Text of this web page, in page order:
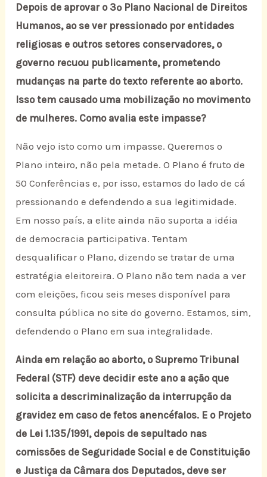
Depois de aprovar o 3º Plano Nacional de Direitos
Humanos, ao se ver pressionado por entidades
religiosas e outros setores conservadores, o
governo recuou publicamente, prometendo
mudanças na parte do texto referente ao aborto.
Isso tem causado uma mobilização no movimento
de mulheres. Como avalia este impasse?
Não vejo isto como um impasse. Queremos o
Plano inteiro, não pela metade. O Plano é fruto de
50 Conferências e, por isso, estamos do lado de cá
pressionando e defendendo a sua legitimidade.
Em nosso país, a elite ainda não suporta a idéia
de democracia participativa. Tentam
desqualificar o Plano, dizendo se tratar de uma
estratégia eleitoreira. O Plano não tem nada a ver
com eleições, ficou seis meses disponível para
consulta pública no site do governo. Estamos, sim,
defendendo o Plano em sua integralidade.
Ainda em relação ao aborto, o Supremo Tribunal
Federal (STF) deve decidir este ano a ação que
solicita a descriminalização da interrupção da
gravidez em caso de fetos anencéfalos. E o Projeto
de Lei 1.135/1991, depois de sepultado nas
comissões de Seguridade Social e de Constituição
e Justiça da Câmara dos Deputados, deve ser